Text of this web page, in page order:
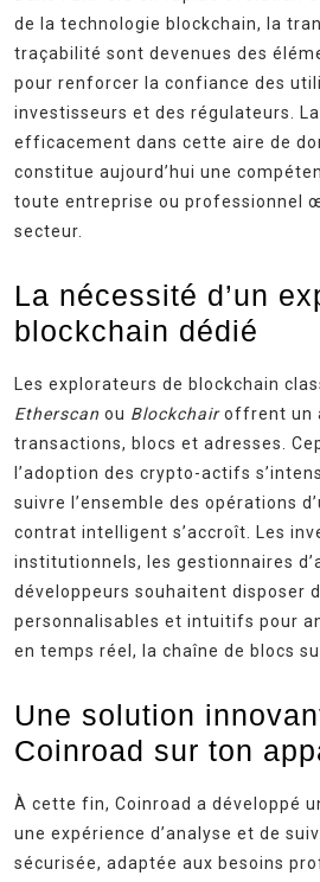
de la technologie blockchain, la
traçabilité sont devenues des
pour renforcer la confiance des
investisseurs et des régulateurs.
efficacement dans cette aire de
constitue aujourd’hui une
toute entreprise ou professionnel
secteur.
La nécessité d’un
blockchain dédié
Les explorateurs de blockchain
Etherscan ou Blockchairoffrent un
transactions, blocs et adresses.
l’adoption des crypto-actifs
suivre l’ensemble des opérations
contrat intelligent s’accroît. Les
institutionnels, les gestionnaires
développeurs souhaitent disposer
personnalisables et intuitifs pour
en temps réel, la chaîne de blocs
Une solution
Coinroad sur ton
À cette fin, Coinroad a développé
une expérience d’analyse et de
sécurisée, adaptée aux besoins